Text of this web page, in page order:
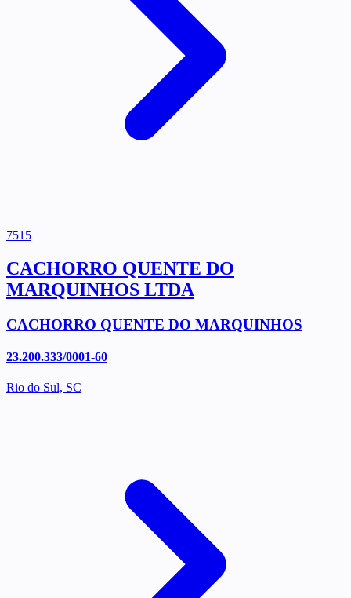
7515
CACHORRO QUENTE DO
MARQUINHOS LTDA
CACHORRO QUENTE DO MARQUINHOS
23.200.333/0001-60
Rio do Sul, SC